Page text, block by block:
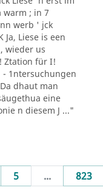
warm ; in 7
werb ' jck
Ja, Liese is een
wieder us
Ztation für I!
1ntersuchungen
dhaut man
eine
n diesem J ..."
5 ... 823